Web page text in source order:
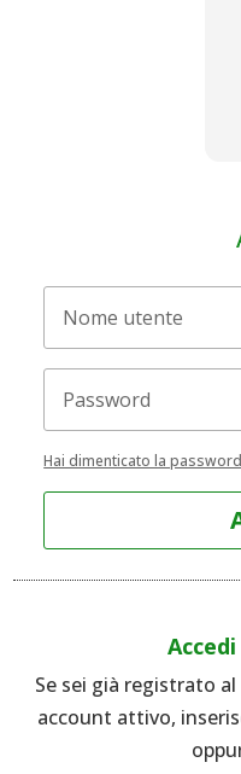
Hai dimenticato la
Se sei già registrato
account attivo,